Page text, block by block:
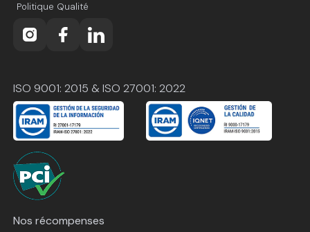
Politique Qualité
ISO 9001: 2015 & ISO 27001: 2022
Nos récompenses